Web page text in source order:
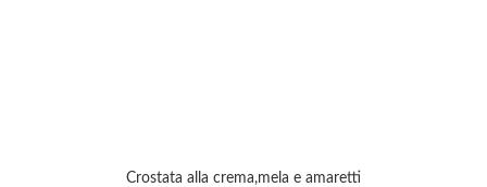
Crostata alla crema,mela e amaretti